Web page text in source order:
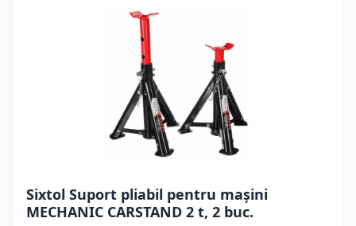
Sixtol Suport pliabil pentru mașini
MECHANIC CARSTAND 2 t, 2 buc.